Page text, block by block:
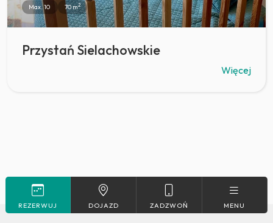
Max. 10 70 m2
Przystań Sielachowskie
Więcej
REZERWUJ DOJAZD ZADZWOŃ MENU